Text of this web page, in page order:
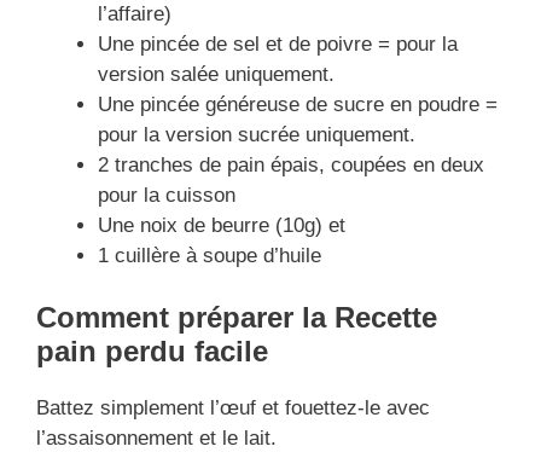
l’affaire)
Une pincée de sel et de poivre = pour la
version salée uniquement.
Une pincée généreuse de sucre en poudre =
pour la version sucrée uniquement.
2 tranches de pain épais, coupées en deux
pour la cuisson
Une noix de beurre (10g) et
1 cuillère à soupe d’huile
Comment préparer la Recette
pain perdu facile
Battez simplement l’œuf et fouettez-le avec
l’assaisonnement et le lait.